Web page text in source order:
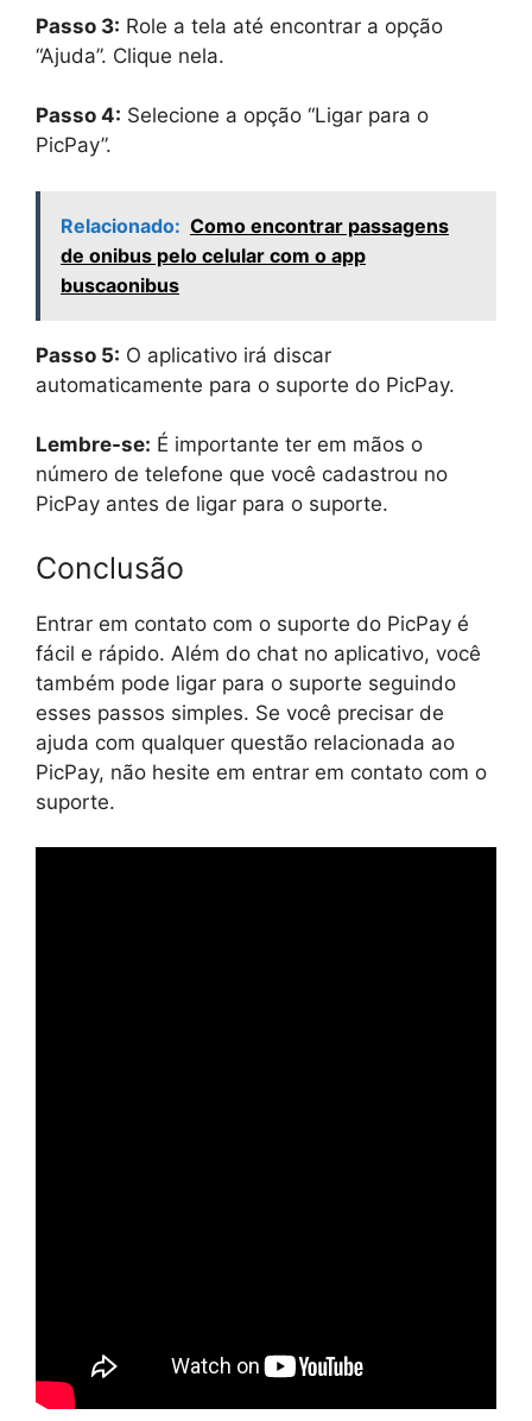
Passo 3: Role a tela até encontrar a opção
“Ajuda”. Clique nela.
Passo 4: Selecione a opção “Ligar para o
PicPay”.
Relacionado: Como encontrar passagens
de onibus pelo celular com o app
buscaonibus
Passo 5: O aplicativo irá discar
automaticamente para o suporte do PicPay.
Lembre-se: É importante ter em mãos o
número de telefone que você cadastrou no
PicPay antes de ligar para o suporte.
Conclusão
Entrar em contato com o suporte do PicPay é
fácil e rápido. Além do chat no aplicativo, você
também pode ligar para o suporte seguindo
esses passos simples. Se você precisar de
ajuda com qualquer questão relacionada ao
PicPay, não hesite em entrar em contato com o
suporte.